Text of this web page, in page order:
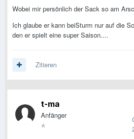
Wobei mir persönlich der Sack so am
Ich glaube er kann beiSturm nur auf die
den er spielt eine super Saison....
Zitieren
t-ma
Anfänger